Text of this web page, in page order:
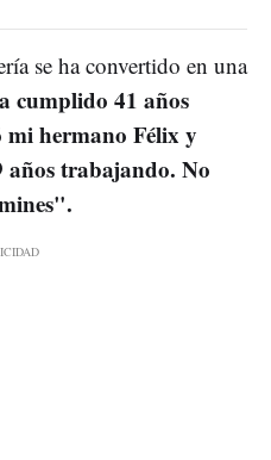
se ha convertido en una
cumplido 41 años
hermano Félix y
años trabajando. No